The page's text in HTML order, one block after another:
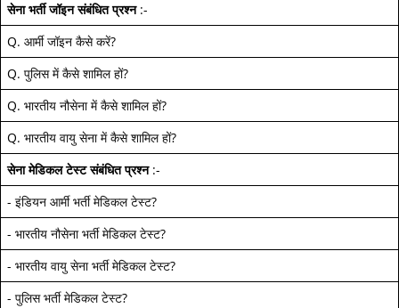
सेना भर्ती जॉइन संबंधित प्रश्न:-
Q. आर्मी जॉइन कैसे करें?
Q. पुलिस में कैसे शामिल हों?
Q. भारतीय नौसेना में कैसे शामिल हों?
Q. भारतीय वायु सेना में कैसे शामिल हों?
सेना मेडिकल टेस्ट संबंधित प्रश्न:-
- इंडियन आर्मी भर्ती मेडिकल टेस्ट?
- भारतीय नौसेना भर्ती मेडिकल टेस्ट?
- भारतीय वायु सेना भर्ती मेडिकल टेस्ट?
- पुलिस भर्ती मेडिकल टेस्ट?